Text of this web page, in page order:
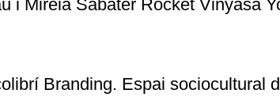
i Mireia Sabater Rocket Vinyasa
Branding. Espai sociocultural